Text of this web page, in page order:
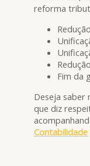
reforma
Fim da
Deseja
que diz
Contabilidade